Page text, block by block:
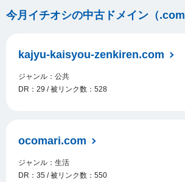
今月イチオシの中古ドメイン（
kajyu-kaisyou-zenkiren.com
ジャンル：公共
DR：29 / 被リンク数：528
ocomari.com
ジャンル：生活
DR：35 / 被リンク数：550